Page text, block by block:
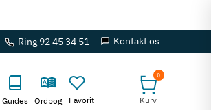
Ring 92 45 34 51 Kontakt os
Guides Ordbog Favorit
0
Kurv